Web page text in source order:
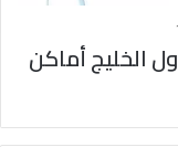
الخليج أماكن